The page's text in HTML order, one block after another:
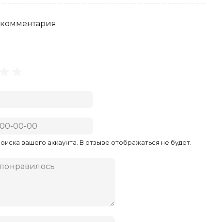
вашего аккаунта. В отзыве отображаться не будет.